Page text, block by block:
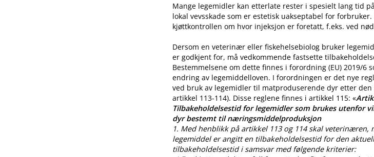
Mange legemidler kan etterlate rester i spesielt lang tid
lokal vevsskade som er estetisk uakseptabel for
kjøttkontrollen om hvor injeksjon er foretatt, f.eks. ved
Dersom en veterinær eller fiskehelsebiolog bruker
er godkjent for, må vedkommende fastsette
Bestemmelsene om dette finnes i forordning (EU) 2019/6
endring av legemiddelloven. I forordningen er det nye
ved bruk av legemidler til matproduserende dyr etter den
artikkel 113-114). Disse reglene finnes i artikkel 115: «
Tilbakeholdelsestid for legemidler som brukes utenfor
dyr bestemt til næringsmiddelproduksjon
1. Med henblikk på artikkel 113 og 114 skal
legemiddel er angitt en tilbakeholdelsestid for den
tilbakeholdelsestid i samsvar med følgende kriterier: